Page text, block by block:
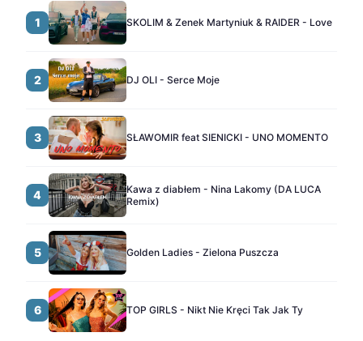
1 SKOLIM & Zenek Martyniuk & RAIDER - Love
2 DJ OLI - Serce Moje
3 SŁAWOMIR feat SIENICKI - UNO MOMENTO
4
Kawa z diabłem - Nina Lakomy (DA LUCA
Remix)
5 Golden Ladies - Zielona Puszcza
6 TOP GIRLS - Nikt Nie Kręci Tak Jak Ty